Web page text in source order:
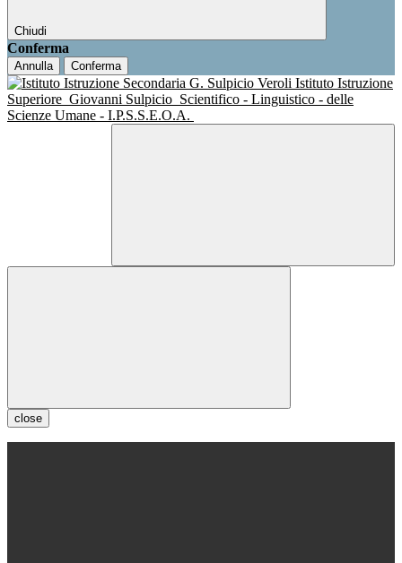
Chiudi
Conferma
Annulla Conferma
Istituto Istruzione
Superiore Giovanni Sulpicio Scientifico - Linguistico - delle
Scienze Umane - I.P.S.S.E.O.A.
close